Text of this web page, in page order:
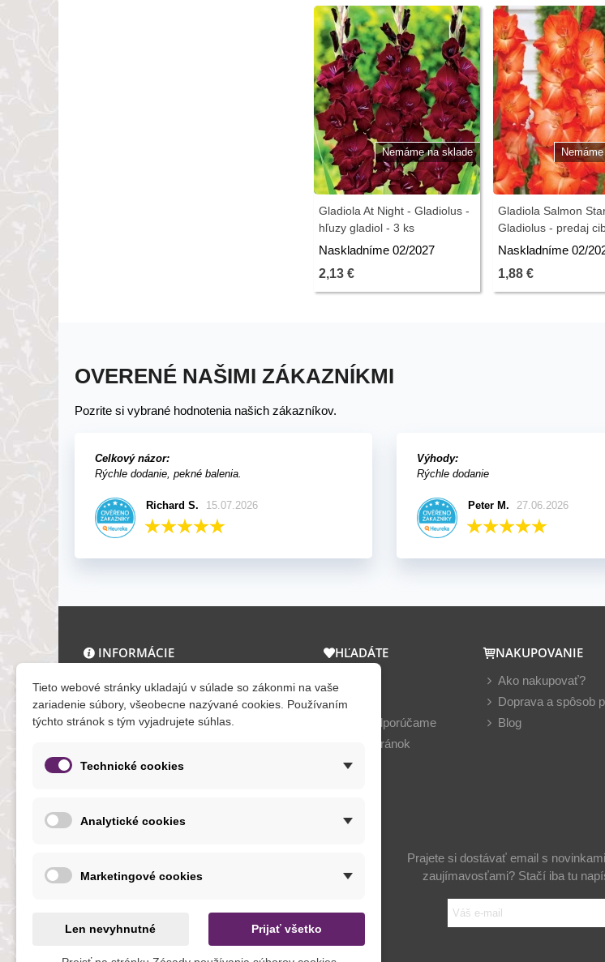
Nemáme na sklade
Gladiola At Night - Gladiolus -
hľuzy gladiol - 3 ks
Naskladníme 02/2027
2,13 €
Gladiola Salmon
Gladiolus - predaj
3 ks
Naskladníme 02/
1,88 €
OVERENÉ NAŠIMI ZÁKAZNÍKMI
Pozrite si vybrané hodnotenia našich zákazníkov.
Celkový názor:
Rýchle dodanie, pekné balenia.
Richard S. 15.07.2026
Výhody:
Rýchle dodanie
Peter M. 27.06.2026
INFORMÁCIE
O nás a kontakt
Obchodné podmienky
Ochrana osobných údajov
Formuláre
HĽADÁTE
Novinky
Teraz odporúčame
Mapa stránok
NAKUPOVANIE
Ako nakupovať?
Doprava a spôsob
Blog
NOVINKY
Prajete si dostávať email s
zaujímavosťami? Stačí iba tu
Tieto webové stránky ukladajú v súlade so zákonmi na vaše
zariadenie súbory, všeobecne nazývané cookies. Používaním
týchto stránok s tým vyjadrujete súhlas.
Technické cookies
Analytické cookies
Marketingové cookies
Len nevyhnutné Prijať všetko